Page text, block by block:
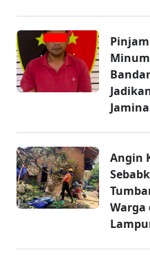
Angin
Warga